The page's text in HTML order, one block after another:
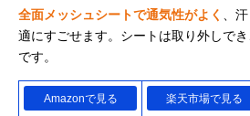
全面メッシュシートで通気性がよく
、
適にすごせます。シートは取り外しで
です。
Amazonで見る 楽天市場で見る